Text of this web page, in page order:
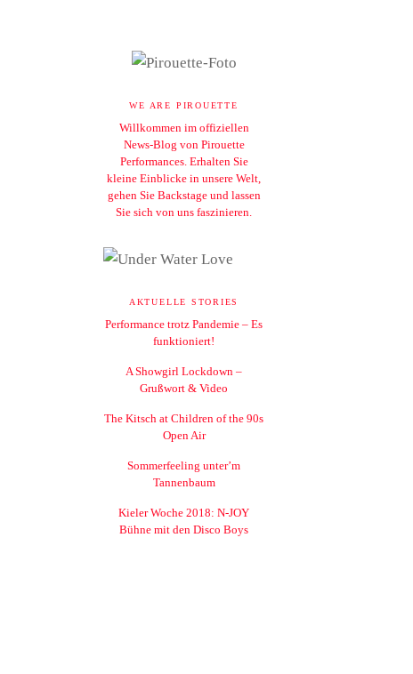
WE ARE PIROUETTE
Willkommen im offiziellen
News-Blog von Pirouette
Performances. Erhalten Sie
kleine Einblicke in unsere Welt,
gehen Sie Backstage und lassen
Sie sich von uns faszinieren.
AKTUELLE STORIES
Performance trotz Pandemie – Es
funktioniert!
A Showgirl Lockdown –
Grußwort & Video
The Kitsch at Children of the 90s
Open Air
Sommerfeeling unter’m
Tannenbaum
Kieler Woche 2018: N-JOY
Bühne mit den Disco Boys